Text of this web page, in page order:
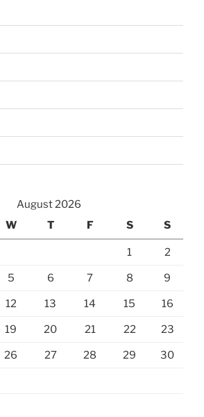
August 2026
W T F S S
1 2
5 6 7 8 9
12 13 14 15 16
19 20 21 22 23
26 27 28 29 30